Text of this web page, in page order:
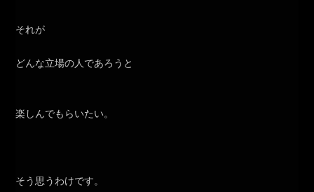
それが
どんな立場の人であろうと
楽しんでもらいたい。
そう思うわけです。